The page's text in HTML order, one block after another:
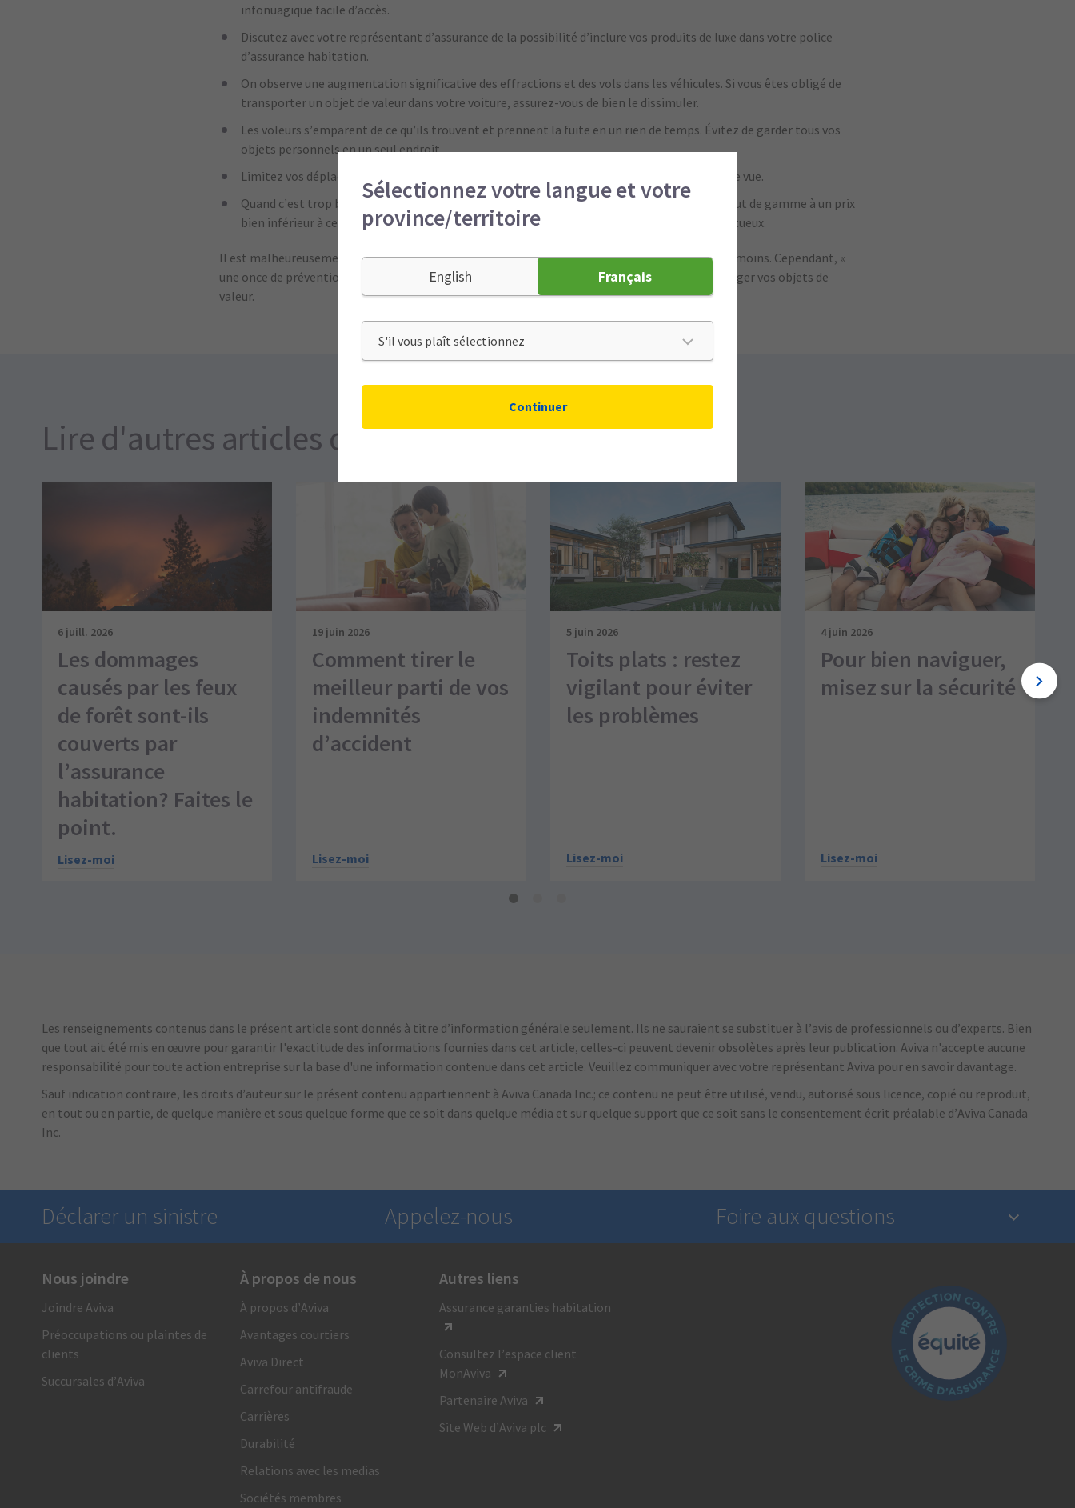
infonuagique facile d’accès.
Discutez avec votre représentant d’assurance de la possibilité d’inclure vos produits de luxe dans votre police
d’assurance habitation.
On observe une augmentation significative des effractions et des vols dans les véhicules. Si vous êtes obligé de
transporter un objet de valeur dans votre voiture, assurez-vous de bien le dissimuler.
Les voleurs s’emparent de ce qu’ils trouvent et prennent la fuite en un rien de temps. Évitez de garder tous vos
objets personnels en un seul endroit.
Limitez vos déplacements avec vos articles de luxe à des lieux sûrs et ne les perdez jamais de vue.
Quand c’est trop beau pour être vrai, ça ne l’est pas! Si quelqu’un vous propose un article haut de gamme à un prix
bien inférieur à celui du marché, il s’agit probablement d’un objet volé, contrefait ou défectueux.
Il est malheureusement possible de perdre des objets au moment où nous nous y attendons le moins. Cependant, «
une once de prévention vaut mieux qu’une livre de guérison ». Ces conseils vous aideront à protéger vos objets de
valeur.
Lire d'autres articles de ce genre
6 juill. 2026
Les dommages
causés par les feux
de forêt sont-ils
couverts par
l’assurance
habitation? Faites le
point.
Lisez-moi
19 juin 2026
Comment tirer le
meilleur parti de vos
indemnités
d’accident
Lisez-moi
5 juin 2026
Toits plats : restez
vigilant pour éviter
les problèmes
Lisez-moi
4 juin 2026
Pour bien naviguer,
misez sur la sécurité
Lisez-moi
Les renseignements contenus dans le présent article sont donnés à titre d’information générale seulement. Ils ne sauraient se substituer à l’avis de professionnels ou d’experts. Bien
que tout ait été mis en œuvre pour garantir l'exactitude des informations fournies dans cet article, celles-ci peuvent devenir obsolètes après leur publication. Aviva n'accepte aucune
responsabilité pour toute action entreprise sur la base d'une information contenue dans cet article. Veuillez communiquer avec votre représentant Aviva pour en savoir davantage.
Sauf indication contraire, les droits d’auteur sur le présent contenu appartiennent à Aviva Canada Inc.; ce contenu ne peut être utilisé, vendu, autorisé sous licence, copié ou reproduit,
en tout ou en partie, de quelque manière et sous quelque forme que ce soit dans quelque média et sur quelque support que ce soit sans le consentement écrit préalable d’Aviva Canada
Inc.
Déclarer un sinistre Appelez-nous Foire aux questions
Nous sommes là en cas de besoin
1 866 692-8482
Appelez-nous et recevez de l’un de nos conseillers en
indemnisation un soutien et un service rapides, fiables
et personnalisés. Vous pouvez également présenter votre
Pour obtenir des renseignements généraux,
composez le :
1 800 387-4518
1-800-855-0511
Du lundi au vendredi
L’industrie de l’assurance est-elle réglementée?
Nous joindre
Joindre Aviva
Préoccupations ou plaintes de
clients
Succursales d’Aviva
À propos de nous
À propos d’Aviva
Avantages courtiers
Aviva Direct
Carrefour antifraude
Carrières
Durabilité
Relations avec les medias
Sociétés membres
Autres liens
Assurance garanties habitation
Consultez l’espace client
MonAviva
Partenaire Aviva
Site Web d’Aviva plc
Sélectionnez votre langue et votre
province/territoire
English Français
Continuer